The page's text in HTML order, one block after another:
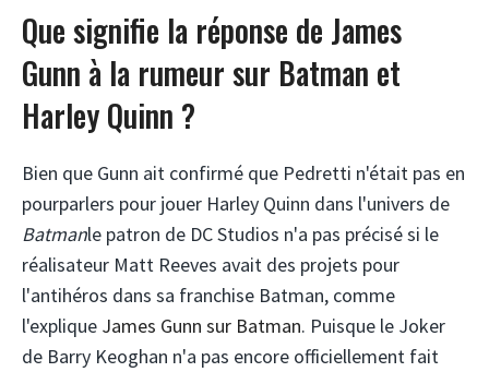
Que signifie la réponse de James
Gunn à la rumeur sur Batman et
Harley Quinn ?
Bien que Gunn ait confirmé que Pedretti n'était pas en
pourparlers pour jouer Harley Quinn dans l'univers de
Batmanle patron de DC Studios n'a pas précisé si le
réalisateur Matt Reeves avait des projets pour
l'antihéros dans sa franchise Batman, comme
l'explique James Gunn sur Batman. Puisque le Joker
de Barry Keoghan n'a pas encore officiellement fait